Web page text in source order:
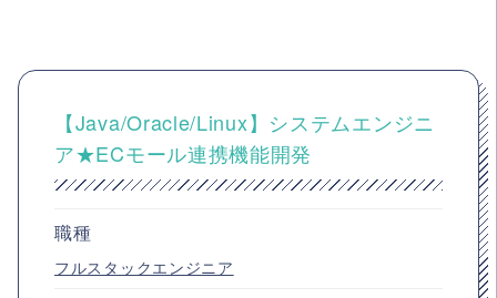
【Java/Oracle/Linux】システムエンジニ
ア★ECモール連携機能開発
職種
フルスタックエンジニア